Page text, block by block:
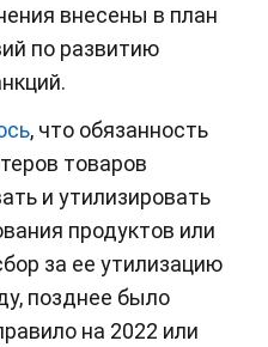
внесены в план
по развитию
, что обязанность
товаров
и утилизировать
продуктов или
за ее утилизацию
позднее было
на 2022 или